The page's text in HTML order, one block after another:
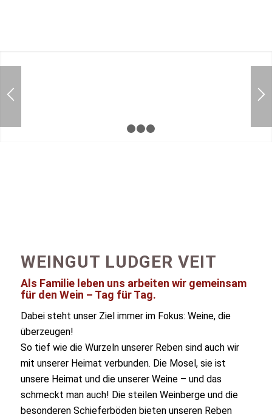
WEINGUT LUDGER VEIT
Als Familie leben uns arbeiten wir gemeinsam
für den Wein – Tag für Tag.
Dabei steht unser Ziel immer im Fokus: Weine, die
überzeugen!
So tief wie die Wurzeln unserer Reben sind auch wir
mit unserer Heimat verbunden. Die Mosel, sie ist
unsere Heimat und die unserer Weine – und das
schmeckt man auch! Die steilen Weinberge und die
besonderen Schieferböden bieten unseren Reben